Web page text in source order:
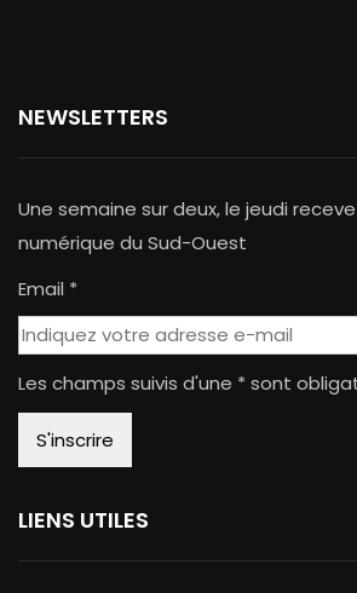
NEWSLETTERS
Une semaine sur deux, le jeudi
numérique du Sud-Ouest
Email *
Les champs suivis d'une * sont
LIENS UTILES